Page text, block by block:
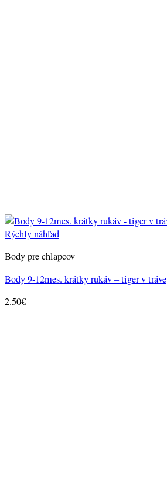
Rýchly náhľad
Body pre chlapcov
Body 9-12mes. krátky rukáv – tiger v tráve
2.50€